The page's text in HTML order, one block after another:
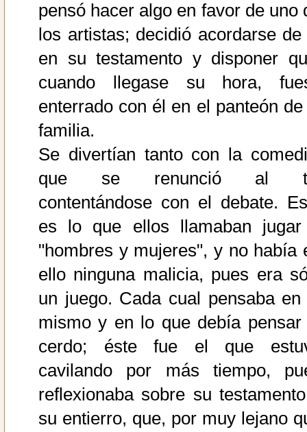
pensó hacer algo en favor de uno
los artistas; decidió acordarse de
en su testamento y disponer
cuando llegase su hora,
enterrado con él en el panteón
familia.
Se divertían tanto con la
que se renunció al
contentándose con el debate.
es lo que ellos llamaban
"hombres y mujeres", y no había
ello ninguna malicia, pues era
un juego. Cada cual pensaba
mismo y en lo que debía pensar
cerdo; éste fue el que
cavilando por más tiempo,
reflexionaba sobre su
su entierro, que, por muy lejano